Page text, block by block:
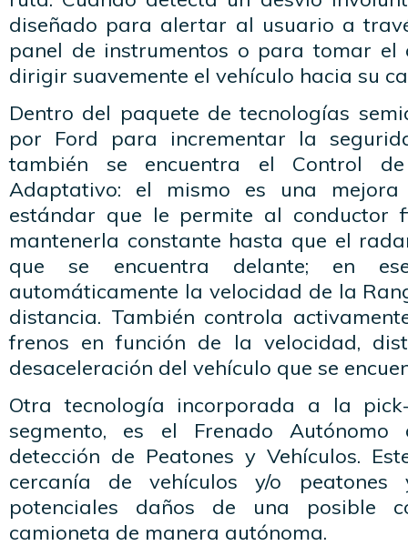
diseñado para alertar al usuario a
panel de instrumentos o para tomar el
dirigir suavemente el vehículo hacia su
Dentro del paquete de tecnologías
por Ford para incrementar la
también se encuentra el Control de
Adaptativo: el mismo es una
estándar que le permite al conductor
mantenerla constante hasta que el
que se encuentra delante; en
automáticamente la velocidad de la
distancia. También controla
frenos en función de la velocidad,
desaceleración del vehículo que se
Otra tecnología incorporada a la
segmento, es el Frenado Autónomo
detección de Peatones y Vehículos.
cercanía de vehículos y/o
potenciales daños de una posible
camioneta de manera autónoma.